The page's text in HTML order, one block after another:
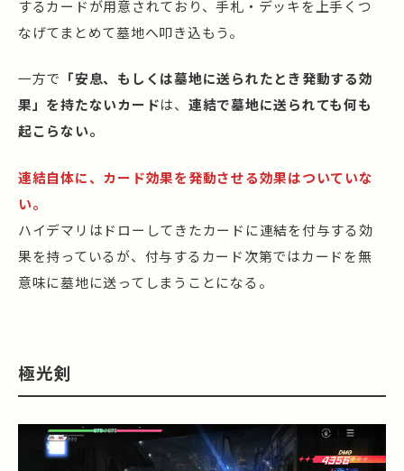
するカードが用意されており、手札・デッキを上手くつ
なげてまとめて墓地へ叩き込もう。
一方で 「安息、もしくは墓地に送られたとき発動する効
果」を持たないカードは、 連結で墓地に送られても何も
起こらない。
連結自体に、カード効果を発動させる効果はついていな
い。
ハイデマリはドローしてきたカードに連結を付与する効
果を持っているが、付与するカード次第ではカードを無
意味に墓地に送ってしまうことになる。
極光剣